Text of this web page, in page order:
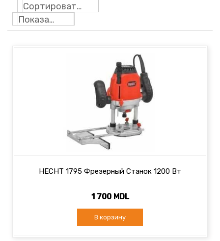
Сортировать по
Показать: 24
HECHT 1795 Фрезерный Станок 1200 Вт
1 700 MDL
В корзину